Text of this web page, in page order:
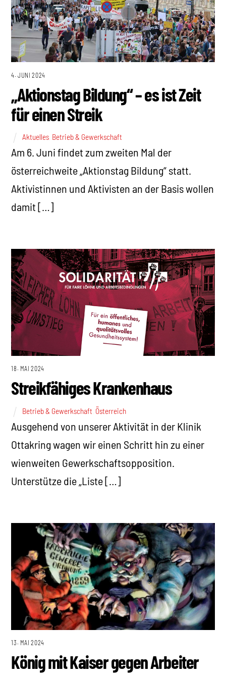
4. JUNI 2024
„Aktionstag Bildung“ – es ist Zeit
für einen Streik
Aktuelles Betrieb & Gewerkschaft
Am 6. Juni findet zum zweiten Mal der
österreichweite „Aktionstag Bildung“ statt.
Aktivistinnen und Aktivisten an der Basis wollen
damit […]
18. MAI 2024
Streikfähiges Krankenhaus
Betrieb & Gewerkschaft Österreich
Ausgehend von unserer Aktivität in der Klinik
Ottakring wagen wir einen Schritt hin zu einer
wienweiten Gewerkschaftsopposition.
Unterstütze die „Liste […]
13. MAI 2024
König mit Kaiser gegen Arbeiter